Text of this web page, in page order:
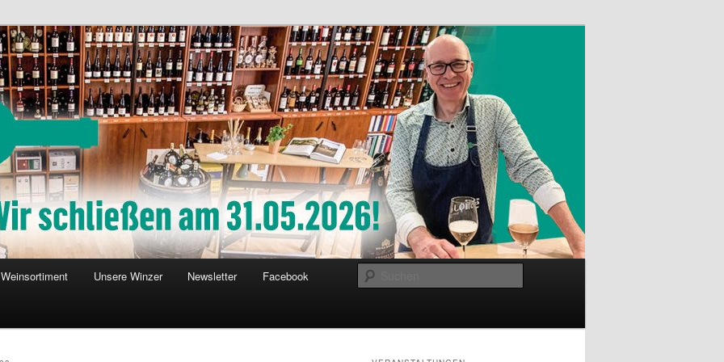
Weinsortiment Unsere Winzer Newsletter Facebook